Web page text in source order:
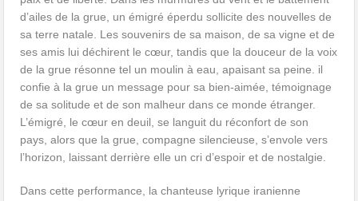
d’ailes de la grue, un émigré éperdu sollicite des nouvelles de
sa terre natale. Les souvenirs de sa maison, de sa vigne et de
ses amis lui déchirent le cœur, tandis que la douceur de la voix
de la grue résonne tel un moulin à eau, apaisant sa peine. il
confie à la grue un message pour sa bien-aimée, témoignage
de sa solitude et de son malheur dans ce monde étranger.
L’émigré, le cœur en deuil, se languit du réconfort de son
pays, alors que la grue, compagne silencieuse, s’envole vers
l’horizon, laissant derrière elle un cri d’espoir et de nostalgie.
Dans cette performance, la chanteuse lyrique iranienne